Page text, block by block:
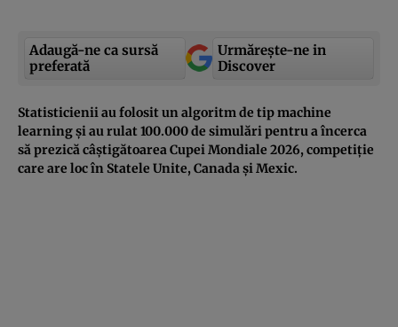
Adaugă-ne ca sursă
preferată
Urmărește-ne in
Discover
Statisticienii au folosit un algoritm de tip machine
learning și au rulat 100.000 de simulări pentru a încerca
să prezică câștigătoarea Cupei Mondiale 2026, competiție
care are loc în Statele Unite, Canada și Mexic.